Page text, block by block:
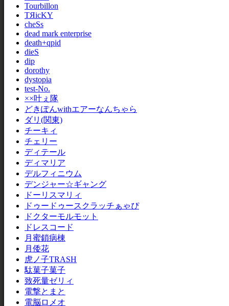
Tourbillon
TЯicKY
cheSs
dead mark enterprise
death+qpid
dieS
dip
dorothy
dystopia
test-No.
××叶ぇ隊
どきぽんwithエアーなんちゃら
ダリ(関東)
チーキィ
チェリー
ディテール
ディマリア
デルフィニウム
デンジャー☆ギャング
ドーリスマリィ
ドゥードゥースクラッチぁゃぴ
ドクターモルモット
ドレスコード
月蜜鎖病棟
月倭花
虎ノ子TRASH
駄菓子菓子
致死量ゼリィ
電撃とまと
電脳ロメオ